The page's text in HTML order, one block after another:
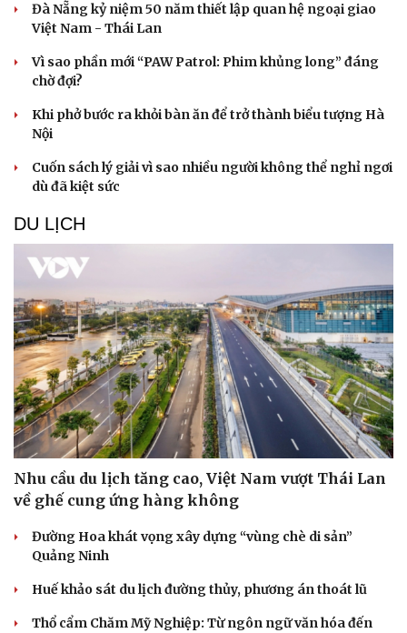
Văn hóa
Sân khấu - Điện ảnh
Văn học
Âm nhạc
Giải trí
Thời trang
Đà Nẵng kỷ niệm 50 năm thiết lập quan hệ ngoại giao
Việt Nam - Thái Lan
Vì sao phần mới “PAW Patrol: Phim khủng long” đáng
chờ đợi?
Khi phở bước ra khỏi bàn ăn để trở thành biểu tượng Hà
Nội
Cuốn sách lý giải vì sao nhiều người không thể nghỉ ngơi
dù đã kiệt sức
DU LỊCH
Nhu cầu du lịch tăng cao, Việt Nam vượt Thái Lan
về ghế cung ứng hàng không
Đường Hoa khát vọng xây dựng “vùng chè di sản”
Quảng Ninh
Huế khảo sát du lịch đường thủy, phương án thoát lũ
Thổ cẩm Chăm Mỹ Nghiệp: Từ ngôn ngữ văn hóa đến